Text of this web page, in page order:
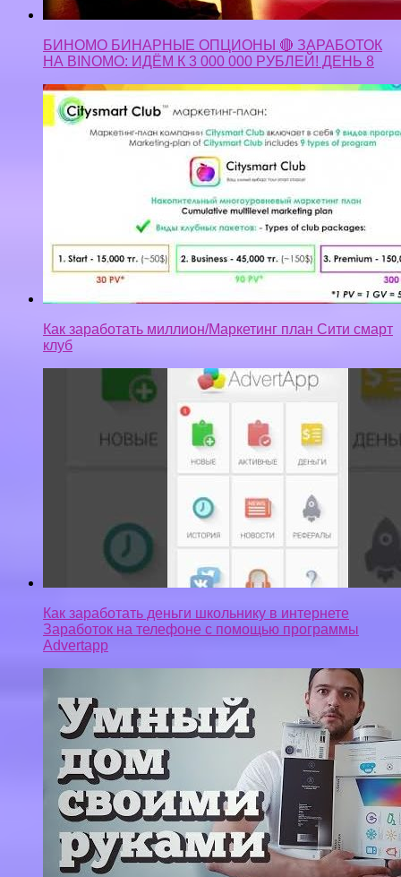
БИНОМО БИНАРНЫЕ ОПЦИОНЫ 🔴 ЗАРАБОТОК
НА BINOMO: ИДЁМ К 3 000 000 РУБЛЕЙ! ДЕНЬ 8
Как заработать миллион/Маркетинг план Сити смарт
клуб
Как заработать деньги школьнику в интернете
Заработок на телефоне с помощью программы
Advertapp